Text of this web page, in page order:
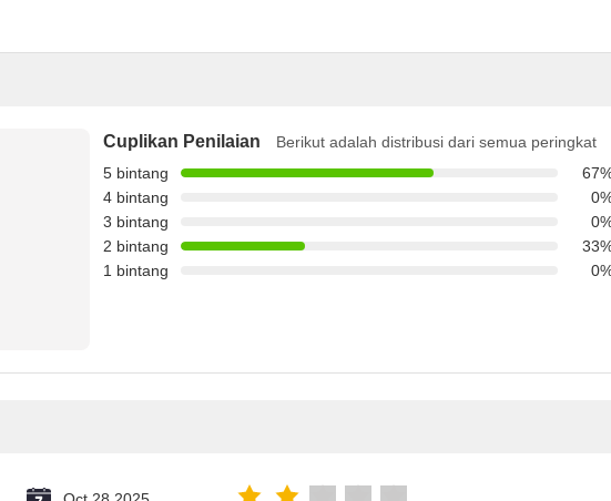
Cuplikan Penilaian
Berikut adalah distribusi dari semua peringkat
5 bintang
4 bintang
3 bintang
2 bintang
1 bintang